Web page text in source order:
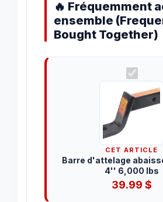
🔥 Fréquemment
ensemble
Bought Together)
CET ARTICLE
Barre d'attelage
4'' 6,000 lbs
39.99 $